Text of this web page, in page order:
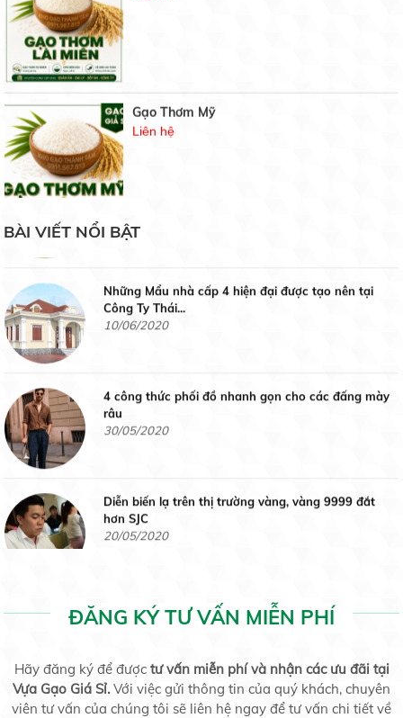
Liên hệ
Tấm Sa Mơ
Liên hệ
BÀI VIẾT NỔI BẬT
09/04/2021
Thành Phố Hồ Chí Minh Lại Rúng Động Vì Covid 19
26/07/2020
Công Ty Thái...
10/06/2020
râu
30/05/2020
hơn SJC
20/05/2020
Thị trường vàng thế giới tắc đường vì đại dịch
COVID-19
ĐĂNG KÝ TƯ VẤN MIỄN PHÍ
Hãy đăng ký để được tư vấn miễn phí và nhận các ưu đãi tại
Vựa Gạo Giá Sỉ. Với việc gửi thông tin của quý khách, chuyên
viên tư vấn của chúng tôi sẽ liên hệ ngay để tư vấn chi tiết về